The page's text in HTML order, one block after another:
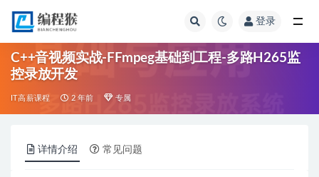
登录
C++音视频实战-FFmpeg基础到工程-多路H265监
控录放开发
IT高薪课程 2 年前 专属
详情介绍 常见问题